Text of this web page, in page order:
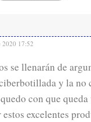
2020 17:52
se llenarán de
y la no
con que
excelentes